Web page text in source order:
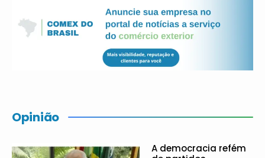
Opinião
A democracia refém